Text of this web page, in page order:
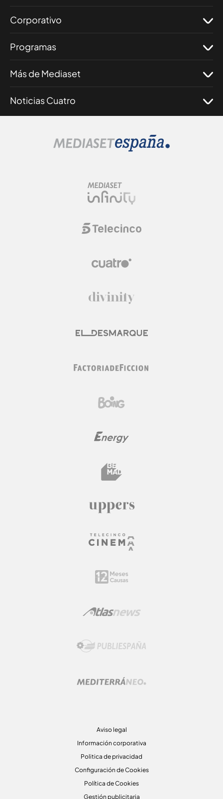
Corporativo
Programas
Más de Mediaset
Noticias Cuatro
Aviso legal
Información corporativa
Politica de privacidad
Configuración de Cookies
Política de Cookies
Gestión publicitaria